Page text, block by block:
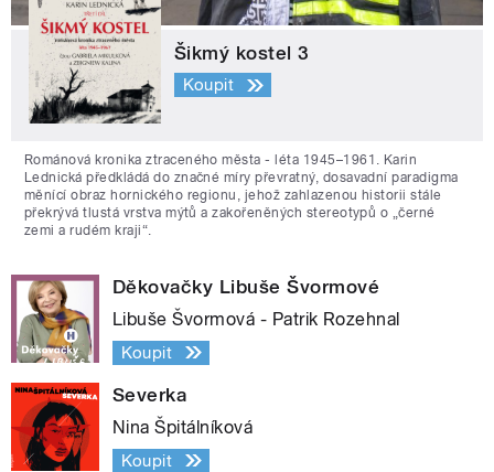
Šikmý kostel 3
Koupit
Románová kronika ztraceného města - léta 1945–1961. Karin
Lednická předkládá do značné míry převratný, dosavadní paradigma
měnící obraz hornického regionu, jehož zahlazenou historii stále
překrývá tlustá vrstva mýtů a zakořeněných stereotypů o „černé
zemi a rudém kraji“.
Děkovačky Libuše Švormové
Libuše Švormová - Patrik Rozehnal
Koupit
Severka
Nina Špitálníková
Koupit